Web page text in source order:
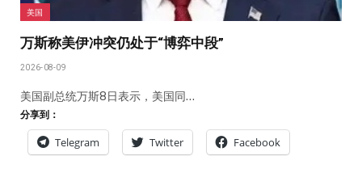
美国
万斯称美伊冲突仍处于“博弈中段”
2026-08-09
美国副总统万斯8日表示，美国同…
分享到：
Telegram Twitter Facebook